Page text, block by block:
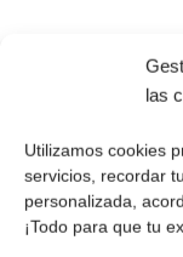
las
Utilizamos cookies
servicios, recordar
personalizada,
¡Todo para que tu
Tú eliges